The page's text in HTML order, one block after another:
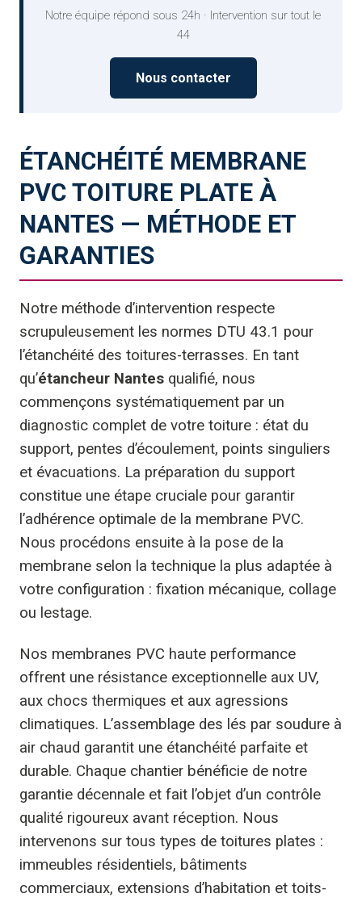
Notre équipe répond sous 24h · Intervention sur tout le
44
Nous contacter
ÉTANCHÉITÉ MEMBRANE
PVC TOITURE PLATE À
NANTES — MÉTHODE ET
GARANTIES
Notre méthode d’intervention respecte
scrupuleusement les normes DTU 43.1 pour
l’étanchéité des toitures-terrasses. En tant
qu’étancheur Nantes qualifié, nous
commençons systématiquement par un
diagnostic complet de votre toiture : état du
support, pentes d’écoulement, points singuliers
et évacuations. La préparation du support
constitue une étape cruciale pour garantir
l’adhérence optimale de la membrane PVC.
Nous procédons ensuite à la pose de la
membrane selon la technique la plus adaptée à
votre configuration : fixation mécanique, collage
ou lestage.
Nos membranes PVC haute performance
offrent une résistance exceptionnelle aux UV,
aux chocs thermiques et aux agressions
climatiques. L’assemblage des lés par soudure à
air chaud garantit une étanchéité parfaite et
durable. Chaque chantier bénéficie de notre
garantie décennale et fait l’objet d’un contrôle
qualité rigoureux avant réception. Nous
intervenons sur tous types de toitures plates :
immeubles résidentiels, bâtiments
commerciaux, extensions d’habitation et toits-